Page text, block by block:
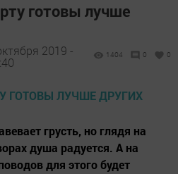
готовы лучше
2019 -
1404 0 0
грусть, но глядя на
душа радуется. А на
для этого будет